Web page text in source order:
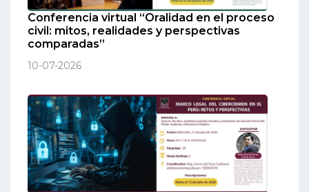
Conferencia virtual “Oralidad en el proceso
civil: mitos, realidades y perspectivas
comparadas”
10-07-2026